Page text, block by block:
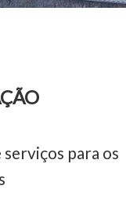
para os